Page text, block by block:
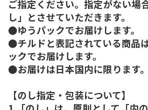
ご指定ください。指定がない場
し」とさせていただきます。
●ゆうパックでお届けします。
●チルドと表記されている商品
ックでお届けします。
●お届けは日本国内に限ります。
【のし指定・包装について】